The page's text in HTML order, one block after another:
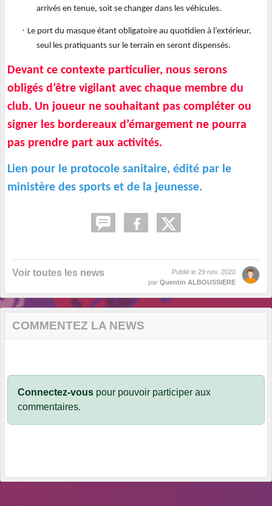
arrivés en tenue, soit se changer dans les véhicules.
· Le port du masque étant obligatoire au quotidien à l’extérieur,
seul les pratiquants sur le terrain en seront dispensés.
Devant ce contexte particulier, nous serons
obligés d’être vigilant avec chaque membre du
club. Un joueur ne souhaitant pas compléter ou
signer les bordereaux d’émargement ne pourra
pas prendre part aux activités.
Lien pour le protocole sanitaire, édité par le
ministère des sports et de la jeunesse.
Voir toutes les news Publié le 29 nov. 2020
par Quentin ALBOUSSIERE
COMMENTEZ LA NEWS
Connectez-vous pour pouvoir participer aux
commentaires.